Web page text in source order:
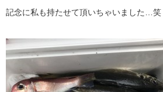
記念に私も持たせて頂いちゃいました…笑